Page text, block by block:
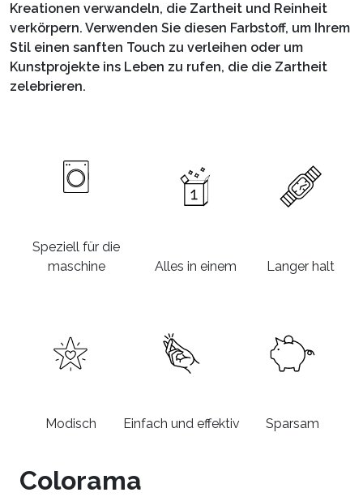
(2 avis)
Kreationen verwandeln, die Zartheit und Reinheit
verkörpern. Verwenden Sie diesen Farbstoff, um Ihrem
Stil einen sanften Touch zu verleihen oder um
Kunstprojekte ins Leben zu rufen, die die Zartheit
zelebrieren.
Speziell für die
maschine
Alles in einem Langer halt
Modisch Einfach und effektiv Sparsam
Colorama